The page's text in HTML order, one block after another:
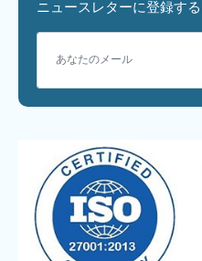
ニュースレターに登録する